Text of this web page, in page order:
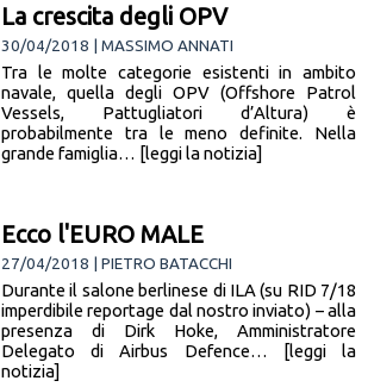
La crescita degli OPV
30/04/2018 | MASSIMO ANNATI
Tra le molte categorie esistenti in ambito
navale, quella degli OPV (Offshore Patrol
Vessels, Pattugliatori d’Altura) è
probabilmente tra le meno definite. Nella
grande famiglia… [leggi la notizia]
Ecco l'EURO MALE
27/04/2018 | PIETRO BATACCHI
Durante il salone berlinese di ILA (su RID 7/18
imperdibile reportage dal nostro inviato) – alla
presenza di Dirk Hoke, Amministratore
Delegato di Airbus Defence… [leggi la
notizia]